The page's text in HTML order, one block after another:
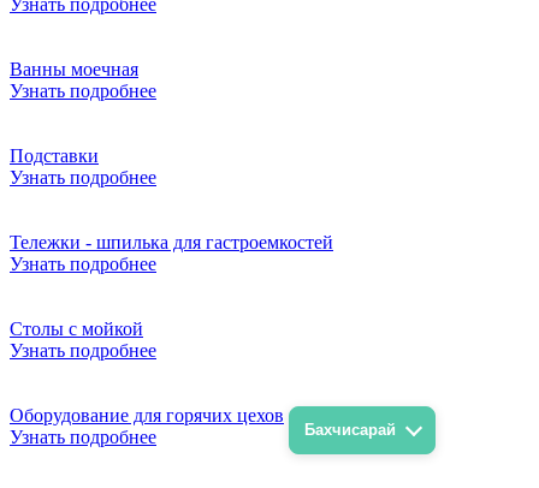
Бахчисарай
Ванны моечная
Узнать подробнее
Подставки
Узнать подробнее
Тележки - шпилька для гастроемкостей
Узнать подробнее
Столы с мойкой
Узнать подробнее
Оборудование для горячих цехов
Узнать подробнее